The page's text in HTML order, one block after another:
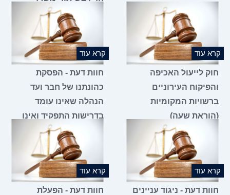
הכלכלה והתעשייה
18.01.2024
קרא עוד
חוק לייעול האכיפה
והפיקוח העירוניים
ברשויות המקומיות
(הוראת שעה)
קרא עוד
חוות דעת - הפסקת
כהונתנו של חבר ועד
הנהלה שאינו עומד
בדרישות התפקיד ואינו
מגיע לישיבות הוועד
ומילוי מקומו על ידי
מועמד אחר
28.12.2023
קרא עוד
חוות דעת - ניגוד עניינים
קרא עוד
חוות דעת - הפעלת